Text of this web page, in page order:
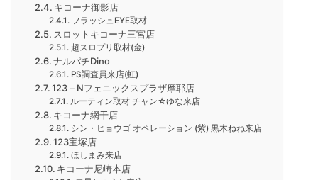
キコーナ御影店
フラッシュEYE取材
スロットキコーナ三宮店
超スロプリ取材(金)
ナルパチDino
PS調査員来店(虹)
123＋Nフェニックスプラザ摩耶店
ルーティン取材 チャン☆ゆな来店
キコーナ網干店
シン・ヒョウゴ オペレーション (紫) 黒木ねね来店
123宝塚店
ほしまみ来店
キコーナ尼崎本店